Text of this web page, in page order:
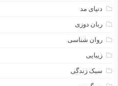
دنیای مد
ربان دوزی
روان شناسی
زیبایی
سبک زندگی